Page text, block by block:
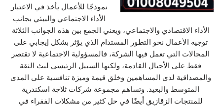
نموذجًا للأعمال يأخذ في الاعتبار
الأداء الاجتماعي والبيئي بجانب
الأداء الاقتصادي والاجتماعي، ويعني الجمع بين هذه الجوانب الثلاثة
توجيه الأعمال نحو التطور المستدام الذي يؤثر بشكل إيجابي على
المجالات التي تعمل فيها الشركة، فالمسؤولية الاجتماعية لا تقتصر
فقط على الأجيال القادمة، ولكنها السبيل الرئيسي لبث الثقة
والمصداقية لدى المساهمين وخلق قيمة وميزة تنافسية على المدى
المتوسط والبعيد. وتساهم مجموعة شركات ثلاجة اسكندرية
للمنتجات الزقازيق أيضًا في حل كثير من مشكلات الفقراء في